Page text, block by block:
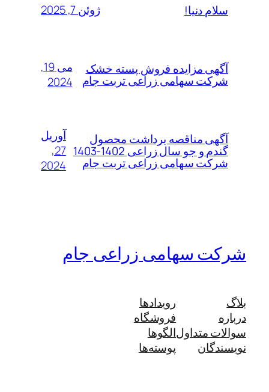
سلام دنیا! ژوئن 7, 2025
آگهی مزایده فروش پسته خشک
شرکت سهامی زراعی تربت جام
می 19,
2024
آگهی مناقصه برداشت محصول
گندم و جو سال زراعی 1402-1403
شرکت سهامی زراعی تربت جام
آوریل
27,
2024
شرکت سهامی زراعی جام
بلاگ
درباره
سوالات متداول
نویسندگان
رویدادها
فروشگاه
الگوها
پوسته‌ها